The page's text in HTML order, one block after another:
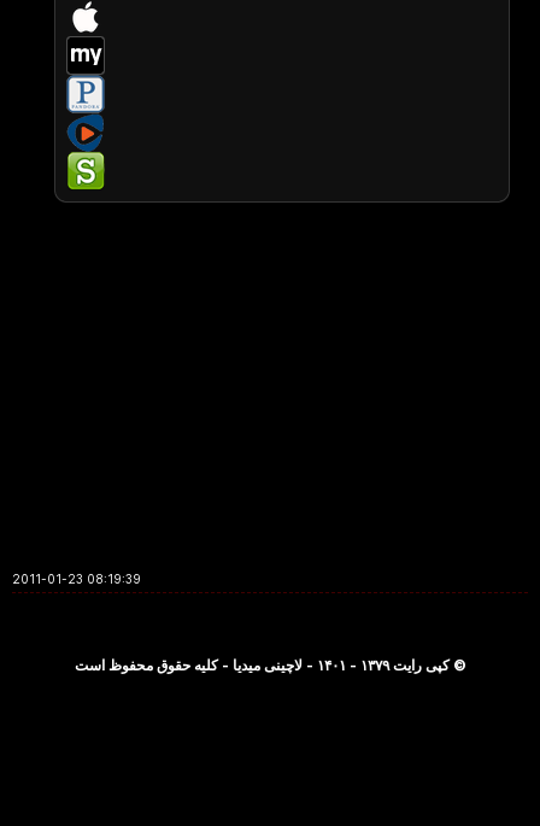
2011-01-23 08:19:39
© کپی رایت ۱۳۷۹ - ۱۴۰۱ - لاچینی میدیا - کلیه حقوق محفوظ است